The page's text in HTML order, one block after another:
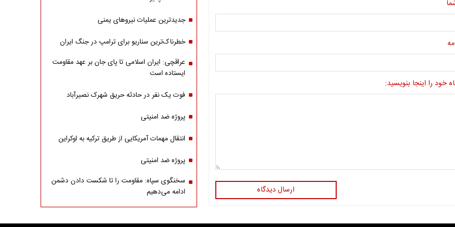
خود را اینجا بنویسید:
ارسال دیدگاه
جدیدترین عملیات نیروهای یمنی
خطرناک‌ترین سناریو برای ترامپ در جنگ ایران
عراقچی: ایران اسلامی تا پای جان بر عهد مقاومت
ایستاده است
فوت یک نفر در حادثه حریق شهرک نصیرآباد
پروژه ضد امنیتی
انتقال مهمات آمریکایی از طریق ترکیه به اوکراین
پروژه ضد امنیتی
سخنگوی سپاه: مقاومت را تا شکست دادن دشمن
ادامه می‌دهیم